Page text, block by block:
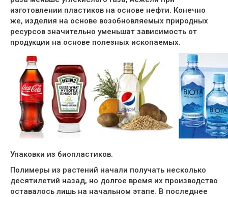
изготовлении пластиков на основе нефти. Конечно
же, изделия на основе возобновляемых природных
ресурсов значительно уменьшат зависимость от
продукции на основе полезных ископаемых.
Упаковки из биопластиков.
Полимеры из растений начали получать несколько
десятилетий назад, но долгое время их производство
оставалось лишь на начальном этапе. В последнее